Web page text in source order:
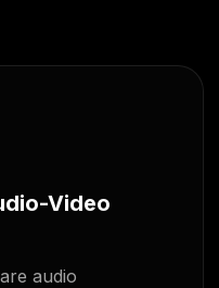
Video
audio